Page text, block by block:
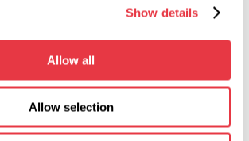
Show details
Allow all
Allow selection
2026, que se celebrará del 29 al 31
- Feira Internacional do
Visítenos en el stand 2C15 y
equipamiento de cerca.